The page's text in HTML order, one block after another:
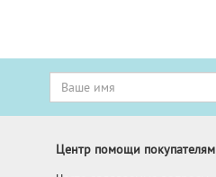
Центр помощи покупателям